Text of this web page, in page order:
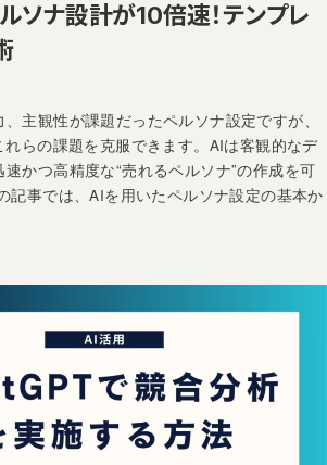
ソナ設計が10倍速！テンプレ
主観性が課題だったペルソナ設定ですが、
らの課題を克服できます。AIは客観的なデ
かつ高精度な“売れるペルソナ”の作成を可
記事では、AIを用いたペルソナ設定の基本か